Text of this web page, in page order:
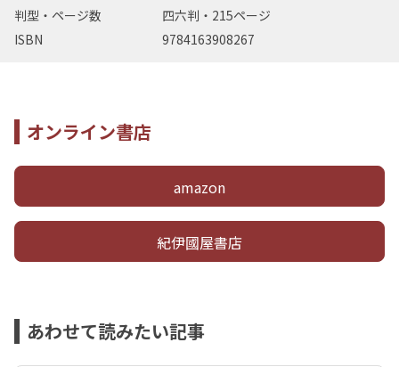
判型・ページ数
四六判・215ページ
ISBN
9784163908267
オンライン書店
amazon
紀伊國屋書店
あわせて読みたい記事